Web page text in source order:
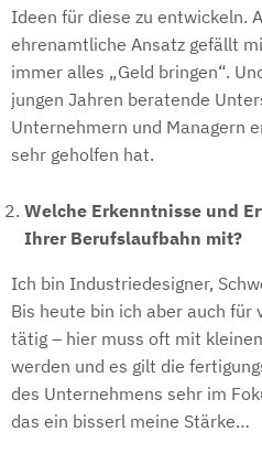
Ideen für diese zu entwickeln.
ehrenamtliche Ansatz gefällt
immer alles „Geld bringen“.
jungen Jahren beratende
Unternehmern und Managern
sehr geholfen hat.
Welche Erkenntnisse und
Ihrer Berufslaufbahn mit?
Ich bin Industriedesigner,
Bis heute bin ich aber auch
tätig – hier muss oft mit
werden und es gilt die
des Unternehmens sehr im
das ein bisserl meine Stärke…